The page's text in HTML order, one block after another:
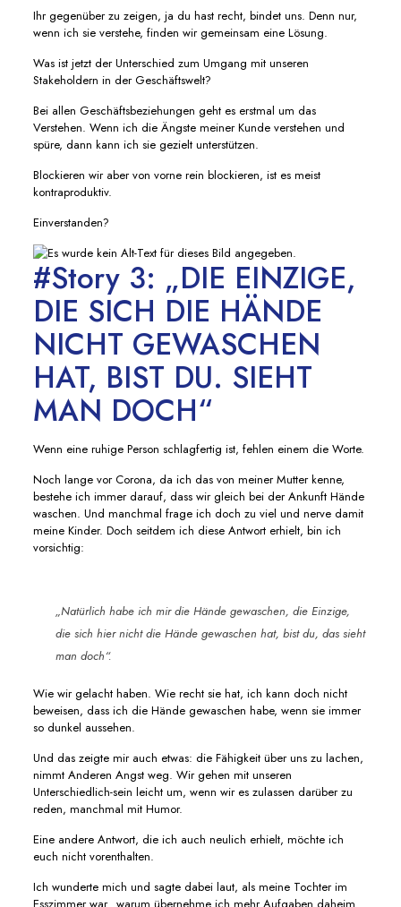
Ihr gegenüber zu zeigen, ja du hast recht, bindet uns. Denn nur,
wenn ich sie verstehe, finden wir gemeinsam eine Lösung.
Was ist jetzt der Unterschied zum Umgang mit unseren
Stakeholdern in der Geschäftswelt?
Bei allen Geschäftsbeziehungen geht es erstmal um das
Verstehen. Wenn ich die Ängste meiner Kunde verstehen und
spüre, dann kann ich sie gezielt unterstützen.
Blockieren wir aber von vorne rein blockieren, ist es meist
kontraproduktiv.
Einverstanden?
#Story 3: „DIE EINZIGE,
DIE SICH DIE HÄNDE
NICHT GEWASCHEN
HAT, BIST DU. SIEHT
MAN DOCH“
Wenn eine ruhige Person schlagfertig ist, fehlen einem die Worte.
Noch lange vor Corona, da ich das von meiner Mutter kenne,
bestehe ich immer darauf, dass wir gleich bei der Ankunft Hände
waschen. Und manchmal frage ich doch zu viel und nerve damit
meine Kinder. Doch seitdem ich diese Antwort erhielt, bin ich
vorsichtig:
„Natürlich habe ich mir die Hände gewaschen, die Einzige,
die sich hier nicht die Hände gewaschen hat, bist du, das sieht
man doch“.
Wie wir gelacht haben. Wie recht sie hat, ich kann doch nicht
beweisen, dass ich die Hände gewaschen habe, wenn sie immer
so dunkel aussehen.
Und das zeigte mir auch etwas: die Fähigkeit über uns zu lachen,
nimmt Anderen Angst weg. Wir gehen mit unseren
Unterschiedlich-sein leicht um, wenn wir es zulassen darüber zu
reden, manchmal mit Humor.
Eine andere Antwort, die ich auch neulich erhielt, möchte ich
euch nicht vorenthalten.
Ich wunderte mich und sagte dabei laut, als meine Tochter im